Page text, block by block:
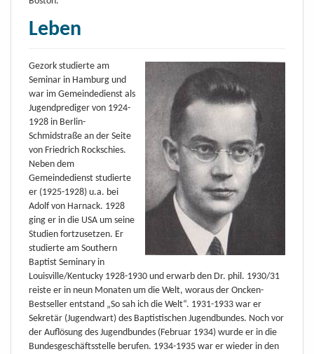
Leben
Gezork studierte am
Seminar in Hamburg und
war im Gemeindedienst als
Jugendprediger von 1924-
1928 in Berlin-
Schmidstraße an der Seite
von Friedrich Rockschies.
Neben dem
Gemeindedienst studierte
er (1925-1928) u.a. bei
Adolf von Harnack. 1928
ging er in die USA um seine
Studien fortzusetzen. Er
studierte am Southern
Baptist Seminary in
Louisville/Kentucky 1928-1930 und erwarb den Dr. phil. 1930/31
reiste er in neun Monaten um die Welt, woraus der Oncken-
Bestseller entstand „So sah ich die Welt“. 1931-1933 war er
Sekretär (Jugendwart) des Baptistischen Jugendbundes. Noch vor
der Auflösung des Jugendbundes (Februar 1934) wurde er in die
Bundesgeschäftsstelle berufen. 1934-1935 war er wieder in den